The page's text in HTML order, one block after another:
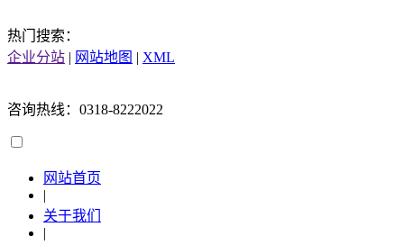
热门搜索：
企业分站 | 网站地图 | XML
咨询热线：0318-8222022
网站首页
|
关于我们
|